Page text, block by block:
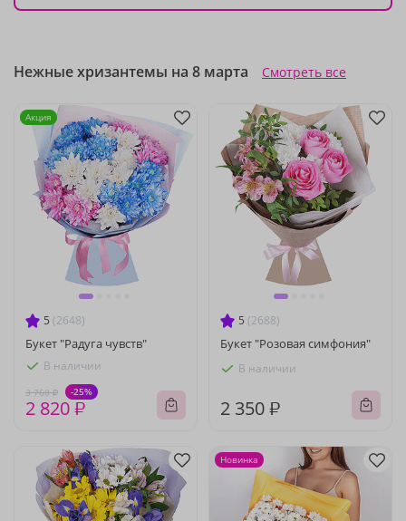
Нежные хризантемы на 8 марта Смотреть все
5 (2648)
Букет "Радуга чувств"
В наличии
3 760 ₽ -25%
2 820 ₽
Акция
5 (2688)
Букет "Розовая симфония"
В наличии
2 350 ₽
Новинка